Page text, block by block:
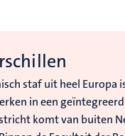
staf uit heel Europa
in een
komt van buiten